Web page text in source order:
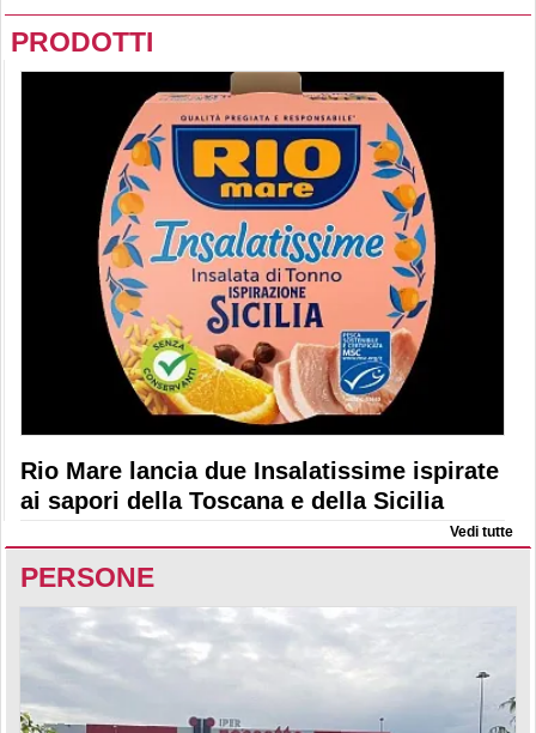
PRODOTTI
Rio Mare lancia due Insalatissime ispirate
ai sapori della Toscana e della Sicilia
Vedi tutte
PERSONE